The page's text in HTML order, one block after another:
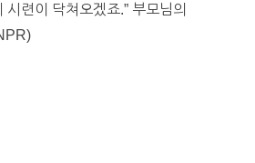
시련이 닥쳐오겠죠.” 부모님의